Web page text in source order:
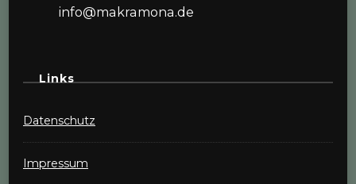
info@makramona.de
Links
Datenschutz
Impressum